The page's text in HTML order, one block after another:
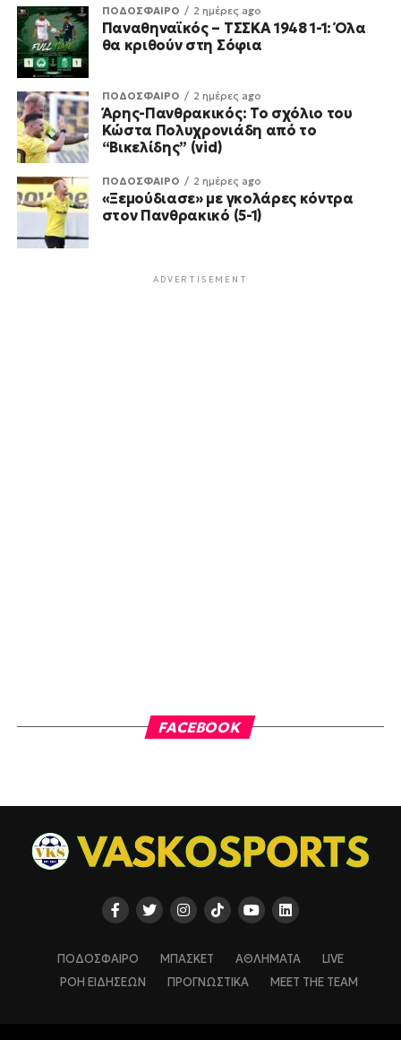
ΠΟΔΟΣΦΑΙΡΟ 2 ημέρες ago
Παναθηναϊκός – ΤΣΣΚΑ 1948 1-1: Όλα
θα κριθούν στη Σόφια
ΠΟΔΟΣΦΑΙΡΟ 2 ημέρες ago
Άρης-Πανθρακικός: Το σχόλιο του
Κώστα Πολυχρονιάδη από το
“Βικελίδης” (vid)
ΠΟΔΟΣΦΑΙΡΟ 2 ημέρες ago
«Ξεμούδιασε» με γκολάρες κόντρα
στον Πανθρακικό (5-1)
ADVERTISEMENT
FACEBOOK
ΠΟΔΟΣΦΑΙΡΟ ΜΠΑΣΚΕΤ ΑΘΛΗΜΑΤΑ
LIVE
ΡΟΗ ΕΙΔΗΣΕΩΝ
ΠΡΟΓΝΩΣΤΙΚΑ MEET THE TEAM